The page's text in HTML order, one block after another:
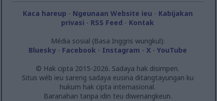
Kaca hareup - Ngeunaan Website ieu - Kabijakan
privasi - RSS Feed - Kontak
Média sosial (Basa Inggris wungkul):
Bluesky- Facebook - Instagram - X- YouTube
© Hak cipta 2015-2026. Sadaya hak disimpen.
Situs wéb ieu sareng sadaya eusina ditangtayungan ku
hukum hak cipta internasional.
Baranahan tanpa idin teu diwenangkeun.